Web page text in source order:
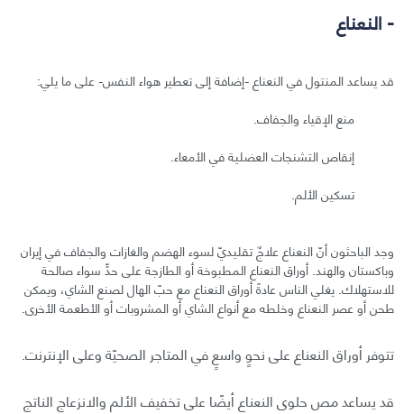
- النعناع
قد يساعد المنتول في النعناع -إضافة إلى تعطير هواء النفس- على ما يلي:
منع الإقياء والجفاف.
إنقاص التشنجات العضلية في الأمعاء.
تسكين الألم.
وجد الباحثون أنّ النعناع علاجٌ تقليديّ لسوء الهضم والغازات والجفاف في إيران
وباكستان والهند. أوراق النعناع المطبوخة أو الطازجة على حدٍّ سواء صالحة
للاستهلاك. يغلي الناس عادةً أوراق النعناع مع حبّ الهال لصنع الشاي، ويمكن
طحن أو عصر النعناع وخلطه مع أنواع الشاي أو المشروبات أو الأطعمة الأخرى.
تتوفر أوراق النعناع على نحوٍ واسعٍ في المتاجر الصحيّة وعلى الإنترنت.
قد يساعد مص حلوى النعناع أيضًا على تخفيف الألم والانزعاج الناتج